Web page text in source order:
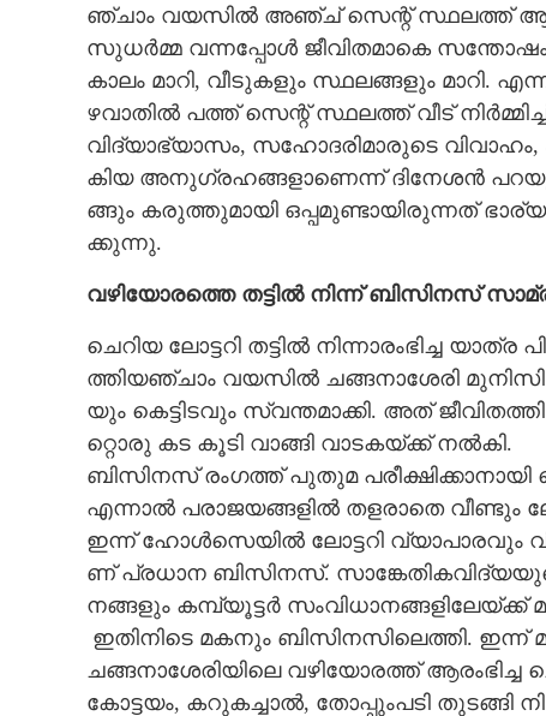
ഞ്ചാം​ ​വ​യ​സി​ൽ​ ​അ​ഞ്ച് ​സെ​ന്റ് ​സ്ഥ​ല​ത്ത് ​ആ​ദ്യ​
സു​ധ​ർ​മ്മ​ ​വ​ന്ന​പ്പോ​ൾ​ ​ജീ​വി​ത​മാ​കെ​
കാ​ലം​ ​മാ​റി,​ ​വീ​ടു​ക​ളും​ ​സ്ഥ​ല​ങ്ങ​ളും​ ​മാ​റി.​
ഴ​വാ​തി​ൽ​ ​പ​ത്ത് ​സെ​ന്റ് ​സ്ഥ​ല​ത്ത് ​വീ​ട്
വി​ദ്യാ​ഭ്യാ​സം,​ ​സ​ഹോ​ദ​രി​മാ​രു​ടെ​
കി​യ​ ​അ​നു​ഗ്ര​ഹ​ങ്ങ​ളാ​ണെ​ന്ന് ​ദി​നേ​ശ​ൻ​
ങ്ങും​ ​ക​രു​ത്തു​മാ​യി​ ​ഒ​പ്പ​മു​ണ്ടാ​യി​രു​ന്ന​ത്
ക്കു​ന്നു.
വ​ഴി​യോ​ര​ത്തെ​ ​ത​ട്ടി​ൽ​ ​നി​ന്ന് ​ബി​സി​ന​സ്
ചെ​റി​യ​ ​ലോ​ട്ട​റി​ ​ത​ട്ടി​ൽ​ ​നി​ന്നാ​രം​ഭി​ച്ച​
ത്തി​യ​ഞ്ചാം​ ​വ​യ​സി​ൽ​ ​ച​ങ്ങ​നാ​ശേ​രി​
യും​ ​കെ​ട്ടി​ട​വും​ സ്വ​ന്ത​മാ​ക്കി.​ ​അ​ത്
റ്റൊ​രു​ ​ക​ട​ ​കൂ​ടി​ ​വാ​ങ്ങി​ ​വാ​ട​ക​യ്ക്ക് ​ന​ൽ​കി.
ബി​സി​ന​സ് ​രം​ഗ​ത്ത് ​പു​തു​മ​
​എ​ന്നാ​ൽ​ ​പ​രാ​ജ​യ​ങ്ങ​ളി​ൽ​ ​ത​ള​രാ​തെ​ ​വീ​ണ്ടും​
​ഇ​ന്ന് ​ഹോ​ൾ​സെ​യി​ൽ​ ​ലോ​ട്ട​റി​ ​വ്യാ​പാ​ര​വും​
ണ് ​പ്ര​ധാ​ന​ ​ബി​സി​ന​സ്.
ന​ങ്ങ​ളും​ ​ക​മ്പ്യൂ​ട്ട​ർ​ ​സം​വി​ധാ​ന​ങ്ങ​ളി​ലേ​യ്ക്ക്
​ഇ​തി​നി​ടെ​ ​മ​ക​നും​ ​ബി​സി​ന​സി​ലെത്തി.​
ച​ങ്ങ​നാ​ശേ​രി​യി​ലെ​ ​വ​ഴി​യോ​ര​ത്ത് ​ആ​രം​ഭി​ച്ച​
കോ​ട്ട​യം,​ ​ക​റു​ക​ച്ചാ​ൽ,​ ​തോപ്പുംപടി ​തു​ട​ങ്ങി​